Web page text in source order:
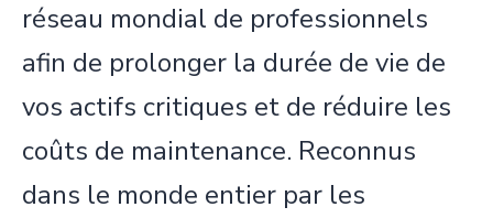
réseau mondial de professionnels
afin de prolonger la durée de vie de
vos actifs critiques et de réduire les
coûts de maintenance. Reconnus
dans le monde entier par les